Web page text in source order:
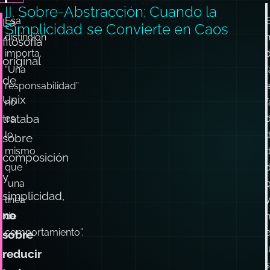
a
La
filosofía
original
de
Unix
trataba
sobre
composición
y
Esa
distinción
importa.
“Una
responsabilidad”
no
es
lo
mismo
que
“una
II. Sobre-Abstracción: Cuando la
Simplicidad se Convierte en Caos